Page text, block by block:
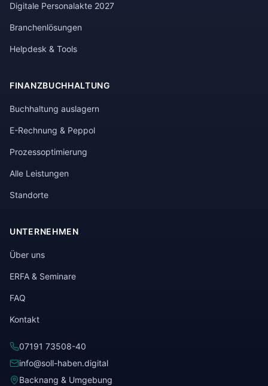
Digitale Personalakte 2027
Branchenlösungen
Helpdesk & Tools
FINANZBUCHHALTUNG
Buchhaltung auslagern
E-Rechnung & Peppol
Prozessoptimierung
Alle Leistungen
Standorte
UNTERNEHMEN
Über uns
ERFA & Seminare
FAQ
Kontakt
07191 73508-40
info@soll-haben.digital
Backnang & Umgebung